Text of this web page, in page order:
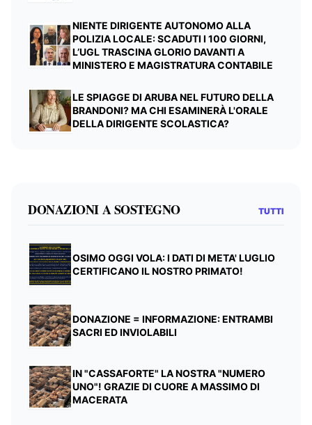
NIENTE DIRIGENTE AUTONOMO ALLA
POLIZIA LOCALE: SCADUTI I 100 GIORNI,
L’UGL TRASCINA GLORIO DAVANTI A
MINISTERO E MAGISTRATURA CONTABILE
LE SPIAGGE DI ARUBA NEL FUTURO DELLA
BRANDONI? MA CHI ESAMINERÀ L'ORALE
DELLA DIRIGENTE SCOLASTICA?
DONAZIONI A SOSTEGNO TUTTI
OSIMO OGGI VOLA: I DATI DI META' LUGLIO
CERTIFICANO IL NOSTRO PRIMATO!
DONAZIONE = INFORMAZIONE: ENTRAMBI
SACRI ED INVIOLABILI
IN "CASSAFORTE" LA NOSTRA "NUMERO
UNO"! GRAZIE DI CUORE A MASSIMO DI
MACERATA